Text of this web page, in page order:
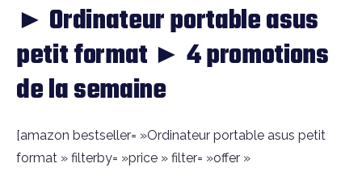
► Ordinateur portable asus
petit format ► 4 promotions
de la semaine
[amazon bestseller= »Ordinateur portable asus petit
format » filterby= »price » filter= »offer »